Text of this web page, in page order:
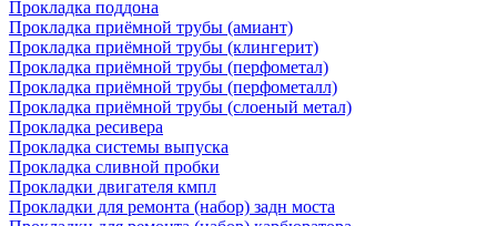
Прокладка поддона
Прокладка приёмной трубы (амиант)
Прокладка приёмной трубы (клингерит)
Прокладка приёмной трубы (перфометал)
Прокладка приёмной трубы (перфометалл)
Прокладка приёмной трубы (слоеный метал)
Прокладка ресивера
Прокладка системы выпуска
Прокладка сливной пробки
Прокладки двигателя кмпл
Прокладки для ремонта (набор) задн моста